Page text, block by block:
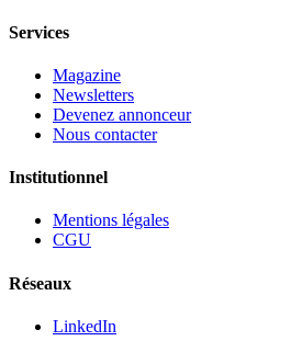
Services
Magazine
Newsletters
Devenez annonceur
Nous contacter
Institutionnel
Mentions légales
CGU
Réseaux
LinkedIn